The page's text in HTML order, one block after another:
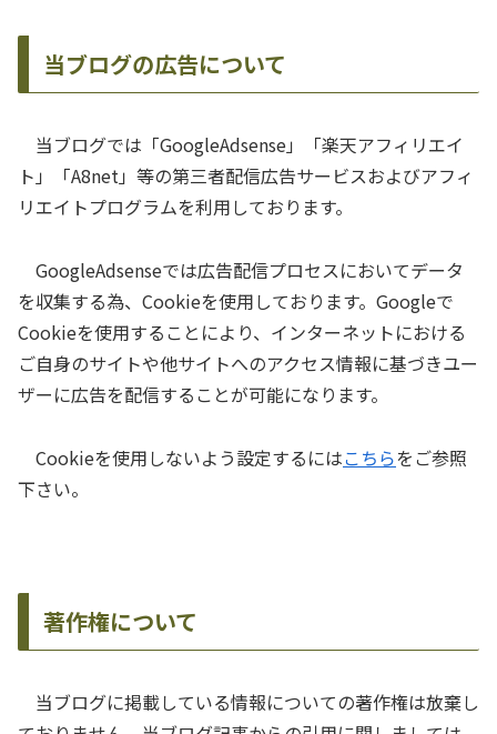
当ブログの広告について
当ブログでは「GoogleAdsense」「楽天アフィリエイ
ト」「A8net」等の第三者配信広告サービスおよびアフィ
リエイトプログラムを利用しております。
GoogleAdsenseでは広告配信プロセスにおいてデータ
を収集する為、Cookieを使用しております。Googleで
Cookieを使用することにより、インターネットにおける
ご自身のサイトや他サイトへのアクセス情報に基づきユー
ザーに広告を配信することが可能になります。
Cookieを使用しないよう設定するにはこちらをご参照
下さい。
著作権について
当ブログに掲載している情報についての著作権は放棄し